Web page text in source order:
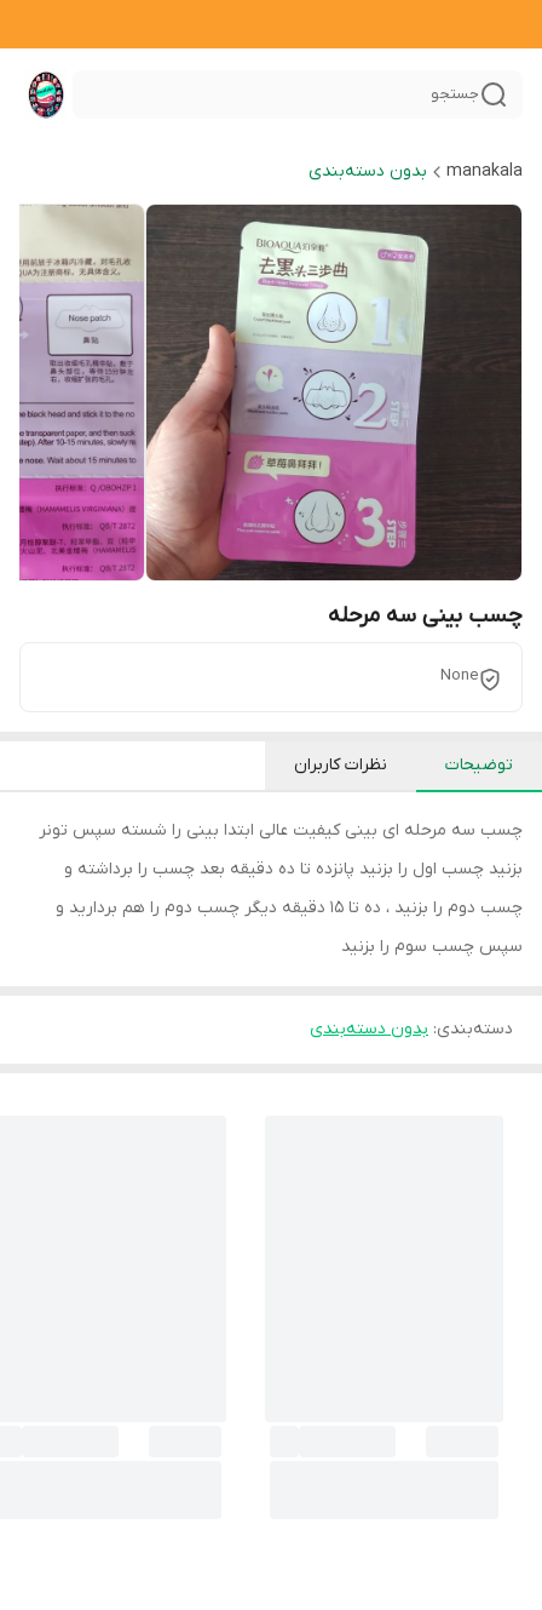
جستجو
manakala بدون دسته‌بندی
چسب بینی سه مرحله
None
توضیحات نظرات کاربران
چسب سه مرحله ای بینی کیفیت عالی ابتدا بینی را شسته سپس تونر
بزنید چسب اول را بزنید پانزده تا ده دقیقه بعد چسب را برداشته و
چسب دوم را بزنید ، ده تا ۱۵ دقیقه دیگر چسب دوم را هم بردارید و
سپس چسب سوم را بزنید
دسته‌بندی: بدون دسته‌بندی